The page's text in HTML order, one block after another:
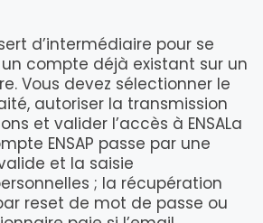
d’intermédiaire pour se
compte déjà existant sur un
Vous devez sélectionner le
autoriser la transmission
et valider l’accès à ENSALa
ENSAP passe par une
et la saisie
; la récupération
reset de mot de passe ou